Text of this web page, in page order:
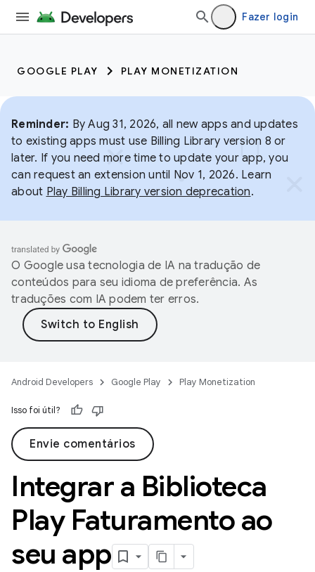
Fazer login
GOOGLE PLAY PLAY MONETIZATION
Reminder: By Aug 31, 2026, all new apps and updates
to existing apps must use Billing Library version 8 or
later. If you need more time to update your app, you
can request an extension until Nov 1, 2026. Learn
about Play Billing Library version deprecation.
O Google usa tecnologia de IA na tradução de
conteúdos para seu idioma de preferência. As
traduções com IA podem ter erros.
Android Developers Google Play Play Monetization
Isso foi útil?
Envie comentários
Integrar a Biblioteca
Play Faturamento ao
seu app